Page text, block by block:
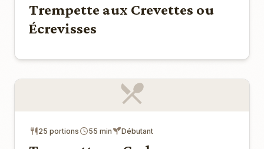
Trempette aux Crevettes ou
Écrevisses
25 portions 55 min Débutant